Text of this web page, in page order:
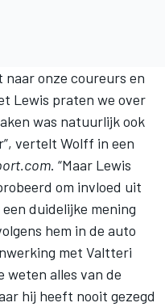
naar onze coureurs en
Lewis praten we over
was natuurlijk ook
vertelt Wolff in een
. “Maar Lewis
om invloed uit
duidelijke mening
hem in de auto
met Valtteri
weten alles van de
hij heeft nooit gezegd